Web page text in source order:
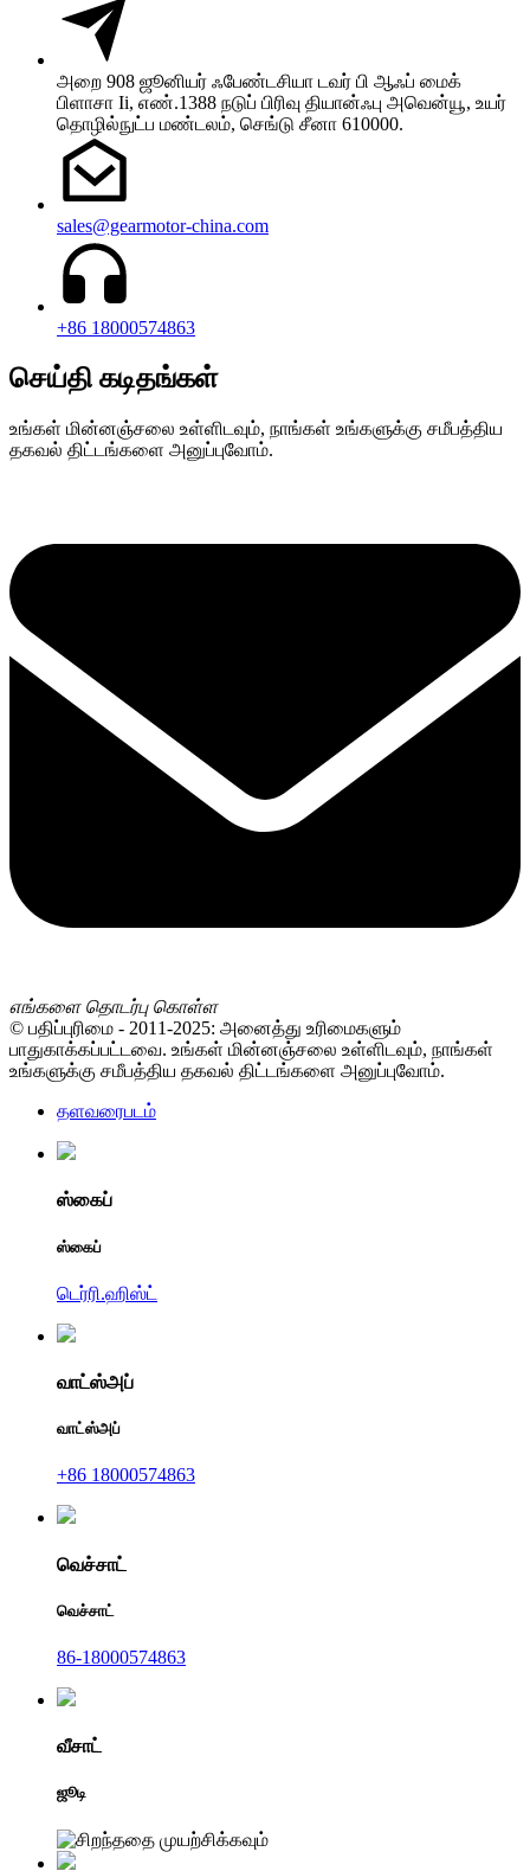
அறை 908 ஜூனியர் ஃபேண்டசியா டவர் பி ஆஃப் மைக்
பிளாசா Ii, எண்.1388 நடுப் பிரிவு தியான்ஃபு அவென்யூ, உயர்
தொழில்நுட்ப மண்டலம், செங்டு சீனா 610000.
sales@gearmotor-china.com
+86 18000574863
செய்தி கடிதங்கள்
உங்கள் மின்னஞ்சலை உள்ளிடவும், நாங்கள் உங்களுக்கு சமீபத்திய
தகவல் திட்டங்களை அனுப்புவோம்.
எங்களை தொடர்பு கொள்ள
© பதிப்புரிமை - 2011-2025: அனைத்து உரிமைகளும்
பாதுகாக்கப்பட்டவை. உங்கள் மின்னஞ்சலை உள்ளிடவும், நாங்கள்
உங்களுக்கு சமீபத்திய தகவல் திட்டங்களை அனுப்புவோம்.
தளவரைபடம்
ஸ்கைப்
ஸ்கைப்
டெர்ரி.ஹிஸ்ட்
வாட்ஸ்அப்
வாட்ஸ்அப்
+86 18000574863
வெச்சாட்
வெச்சாட்
86-18000574863
வீசாட்
ஜூடி